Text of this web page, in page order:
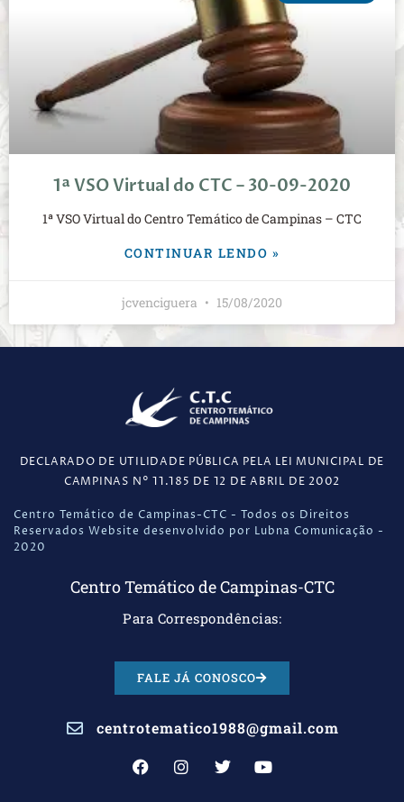
1ª VSO Virtual do CTC – 30-09-2020
1ª VSO Virtual do Centro Temático de Campinas – CTC
CONTINUAR LENDO »
jcvenciguera 15/08/2020
DECLARADO DE UTILIDADE PÚBLICA PELA LEI MUNICIPAL DE
CAMPINAS N° 11.185 DE 12 DE ABRIL DE 2002
Centro Temático de Campinas-CTC - Todos os Direitos
Reservados Website desenvolvido por Lubna Comunicação -
2020
Centro Temático de Campinas-CTC
Para Correspondências:
FALE JÁ CONOSCO
centrotematico1988@gmail.com